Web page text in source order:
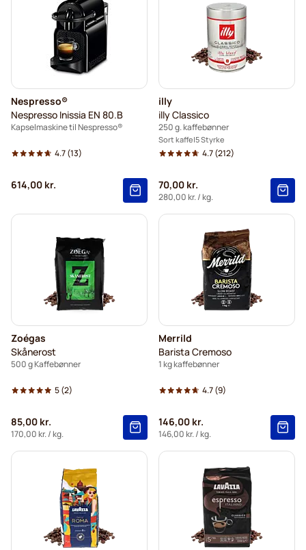
Nespresso®
Nespresso Inissia EN 80.B
Kapselmaskine til Nespresso®
4.7(13)
614,00 kr.
illy
illy Classico
250 g. kaffebønner
Sort kaffe 5 Styrke
4.7(212)
70,00 kr.
280,00 kr./ kg.
Zoégas
Skånerost
500 g Kaffebønner
5(2)
85,00 kr.
170,00 kr./ kg.
Merrild
Barista Cremoso
1 kg kaffebønner
4.7(9)
146,00 kr.
146,00 kr./ kg.